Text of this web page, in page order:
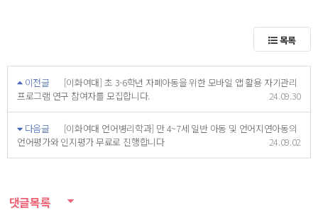
목록
이전글
[이화여대] 초 3-6학년 자폐아동을 위한 모바일 앱 활용 자기관리
프로그램 연구 참여자를 모집합니다.
24.09.30
다음글
[이화여대 언어병리학과] 만 4~7세 일반 아동 및 언어지연아동의
언어평가와 인지평가 무료로 진행합니다
24.09.02
댓글목록